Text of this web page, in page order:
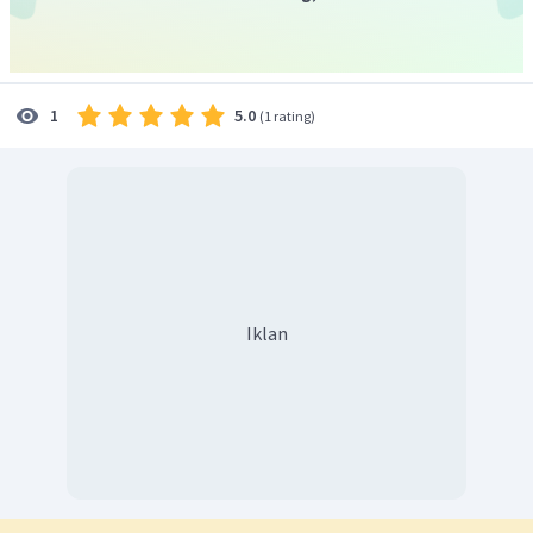
Naftalenta dikenal sebagai
bahan utama penyusun kapur
1 5.0 (1 rating)
Iklan